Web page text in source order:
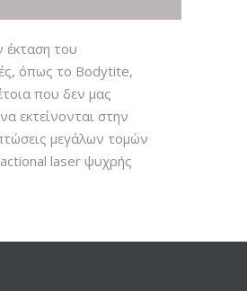
έκταση του
όπως το Bodytite,
που δεν μας
εκτείνονται στην
μεγάλων τομών
laser ψυχρής